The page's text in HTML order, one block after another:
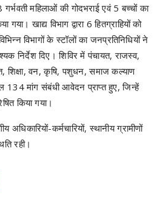
गर्भवती महिलाओं की गोदभराई एवं 5 बच्चों का
खाद्य विभाग द्वारा 6 हितग्राहियों को
विभागों के स्टॉलों का जनप्रतिनिधियों ने
निर्देश दिए। शिविर में पंचायत, राजस्व,
शिक्षा, वन, कृषि, पशुधन, समाज कल्याण
134 मांग संबंधी आवेदन प्राप्त हुए, जिन्हें
किया गया।
अधिकारियों-कर्मचारियों, स्थानीय ग्रामीणों
रही।